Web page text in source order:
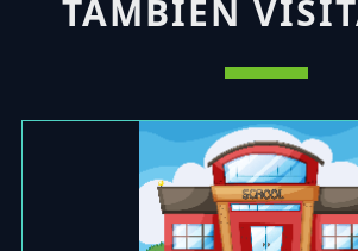
TAMBIÉN